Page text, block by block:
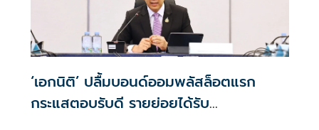
‘เอกนิติ’ ปลื้มบอนด์ออมพลัสล็อตแรก
กระแสตอบรับดี รายย่อยได้รับ